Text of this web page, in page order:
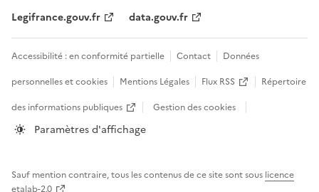
Legifrance.gouv.fr
data.gouv.fr
Accessibilité : en conformité partielle Contact
Données
personnelles et cookies
Mentions Légales Flux RSS
Répertoire
des informations publiques
Gestion des cookies
Paramètres d'affichage
Sauf mention contraire, tous les contenus de ce site sont sous licence
etalab-2.0